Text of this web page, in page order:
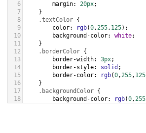
6
margin: 20px;
7
}
8
.textColor {
9
color: rgb(0,255, 125);
10
background-color: white;
11
}
12
.borderColor {
13
border-width: 3px;
14
border-style: solid ;
15
border-color: rgb(0,255, 125
16
}
17
.backgroundColor {
18
background-color: rgb(0,255